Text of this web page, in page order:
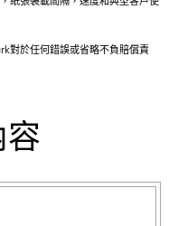
對於任何錯誤或省略不負賠償責
容